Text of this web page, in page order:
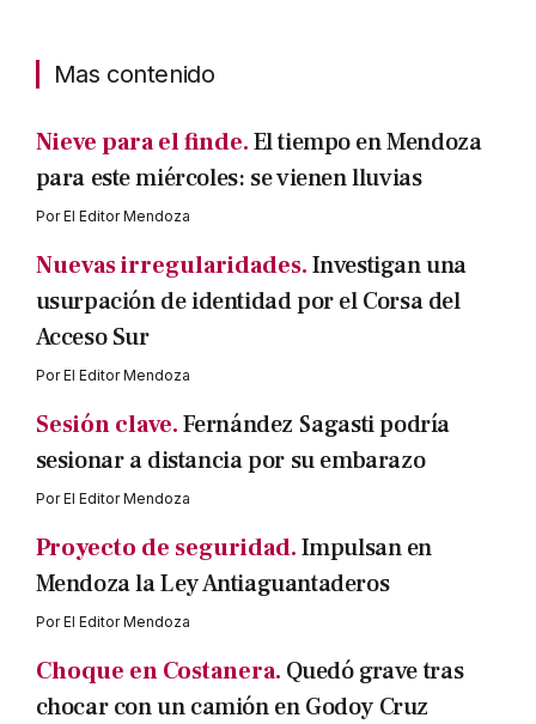
Mas contenido
Nieve para el finde.El tiempo en Mendoza
para este miércoles: se vienen lluvias
PorEl Editor Mendoza
Nuevas irregularidades.Investigan una
usurpación de identidad por el Corsa del
Acceso Sur
PorEl Editor Mendoza
Sesión clave.Fernández Sagasti podría
sesionar a distancia por su embarazo
PorEl Editor Mendoza
Proyecto de seguridad.Impulsan en
Mendoza la Ley Antiaguantaderos
PorEl Editor Mendoza
Choque en Costanera. Quedó grave tras
chocar con un camión en Godoy Cruz